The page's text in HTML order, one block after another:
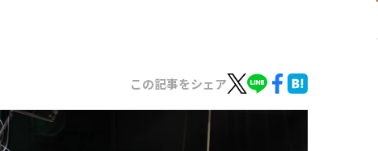
この記事をシェア